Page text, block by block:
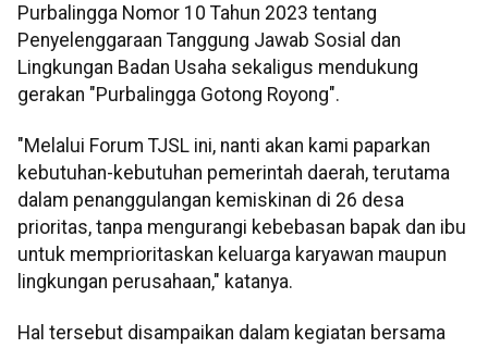
Purbalingga Nomor 10 Tahun 2023 tentang
Penyelenggaraan Tanggung Jawab Sosial dan
Lingkungan Badan Usaha sekaligus mendukung
gerakan "Purbalingga Gotong Royong".
"Melalui Forum TJSL ini, nanti akan kami paparkan
kebutuhan-kebutuhan pemerintah daerah, terutama
dalam penanggulangan kemiskinan di 26 desa
prioritas, tanpa mengurangi kebebasan bapak dan ibu
untuk memprioritaskan keluarga karyawan maupun
lingkungan perusahaan," katanya.
Hal tersebut disampaikan dalam kegiatan bersama